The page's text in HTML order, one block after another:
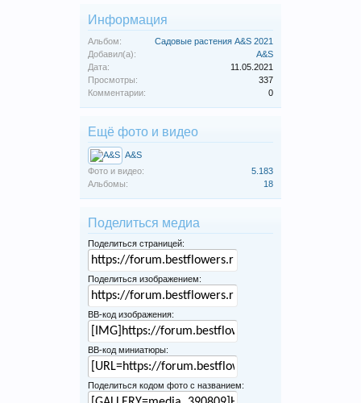
Информация
Альбом:
Садовые растения A&S 2021
Добавил(а):
A&S
Дата:
11.05.2021
Просмотры:
337
Комментарии:
0
Ещё фото и видео
A&S
Фото и видео:
5.183
Альбомы:
18
Поделиться медиа
Поделиться страницей:
Поделиться изображением:
BB-код изображения:
BB-код миниатюры:
Поделиться кодом фото с названием: